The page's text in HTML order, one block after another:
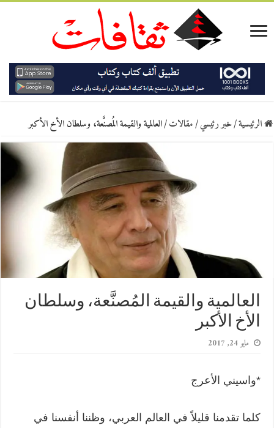
الرئيسية/خبر رئيسي/مقالات/العالمية والقيمة المُصنَّعة، وسلطان الأخ الأكبر
العالمية والقيمة المُصنَّعة، وسلطان
الأخ الأكبر
مايو 24, 2017
*واسيني الأعرج
كلما تقدمنا قليلاً في العالم العربي، وظننا أنفسنا في